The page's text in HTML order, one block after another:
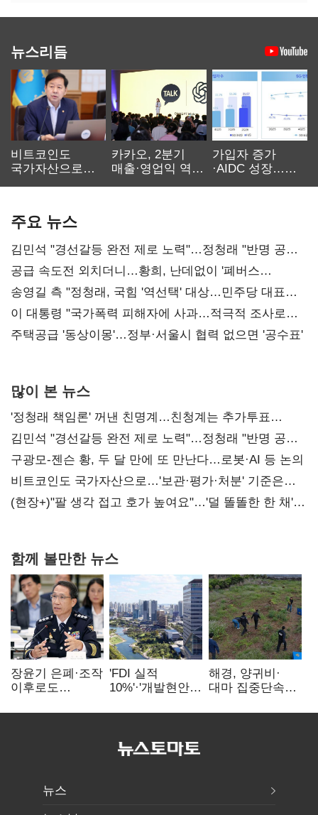
뉴스리듬
비트코인도
국가자산으로…'
카카오, 2분기
매출·영업익 역대
가입자 증가
·AIDC 성장…
주요 뉴스
김민석 "경선갈등 완전 제로 노력"…정청래 "반명 공세
사과부터"
공급 속도전 외치더니…황희, 난데없이 '폐버스
리모델링' 제안
송영길 측 "정청래, 국힘 '역선택' 대상…민주당 대표로
총선 지휘 못해"
이 대통령 "국가폭력 피해자에 사과…적극적 조사로
진실 밝혀야"
주택공급 '동상이몽'…정부·서울시 협력 없으면 '공수표'
많이 본 뉴스
'정청래 책임론' 꺼낸 친명계…친청계는 추가투표
때리기
김민석 "경선갈등 완전 제로 노력"…정청래 "반명 공세
사과부터"
구광모-젠슨 황, 두 달 만에 또 만난다…로봇·AI 등 논의
비트코인도 국가자산으로…'보관·평가·처분' 기준은
숙제
(현장+)"팔 생각 접고 호가 높여요"…'덜 똘똘한 한 채'
함께 볼만한 뉴스
장윤기 은폐·조작
이후로도
내부비위…경찰
'FDI 실적
10%'·'개발현안
인천경제청장
해경, 양귀비·
대마 집중단속…
249명 검거
뉴스